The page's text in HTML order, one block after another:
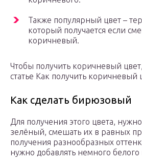
Также популярный цвет –
который получается если
коричневый.
Чтобы получить коричневый
статье Как получить коричневый
Как сделать бирюзовый
Для получения этого цвета,
зелёный, смешать их в равных
получения разнообразных
нужно добавлять немного белого